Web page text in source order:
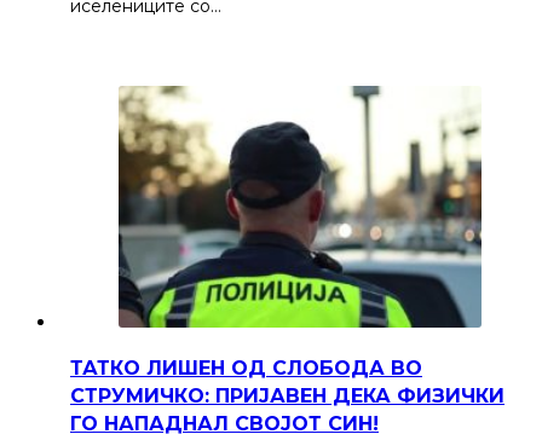
иселениците со…
ТАТКО ЛИШЕН ОД СЛОБОДА ВО
СТРУМИЧКО: ПРИЈАВЕН ДЕКА ФИЗИЧКИ
ГО НАПАДНАЛ СВОЈОТ СИН!